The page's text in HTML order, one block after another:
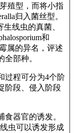
殖型，而将小指
归入菌丝型。
生线虫的真菌、
和
属的异名，评述
部种。
过程可分为4个阶
阶段、侵入阶段
器官的诱发。
虫可以诱发形成